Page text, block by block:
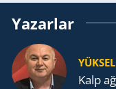
Yazarlar
Kalp